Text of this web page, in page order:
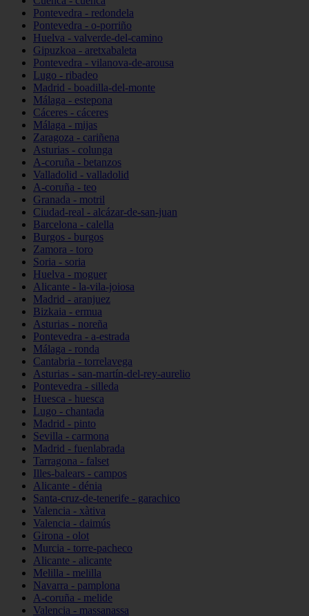
Pontevedra - redondela
Pontevedra - o-porriño
Huelva - valverde-del-camino
Gipuzkoa - aretxabaleta
Pontevedra - vilanova-de-arousa
Lugo - ribadeo
Madrid - boadilla-del-monte
Málaga - estepona
Cáceres - cáceres
Málaga - mijas
Zaragoza - cariñena
Asturias - colunga
A-coruña - betanzos
Valladolid - valladolid
A-coruña - teo
Granada - motril
Ciudad-real - alcázar-de-san-juan
Barcelona - calella
Burgos - burgos
Zamora - toro
Soria - soria
Huelva - moguer
Alicante - la-vila-joiosa
Madrid - aranjuez
Bizkaia - ermua
Asturias - noreña
Pontevedra - a-estrada
Málaga - ronda
Cantabria - torrelavega
Asturias - san-martín-del-rey-aurelio
Pontevedra - silleda
Huesca - huesca
Lugo - chantada
Madrid - pinto
Sevilla - carmona
Madrid - fuenlabrada
Tarragona - falset
Illes-balears - campos
Alicante - dénia
Santa-cruz-de-tenerife - garachico
Valencia - xàtiva
Valencia - daimús
Girona - olot
Murcia - torre-pacheco
Alicante - alicante
Melilla - melilla
Navarra - pamplona
A-coruña - melide
Valencia - massanassa